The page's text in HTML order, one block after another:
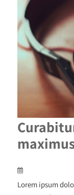
Lorem ipsum